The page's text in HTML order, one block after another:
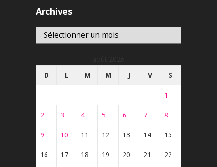
Archives
Archives
D
L M M J V S
1
2 3 4 5 6 7 8
9 10 11 12 13 14 15
16 17 18 19 20 21 22